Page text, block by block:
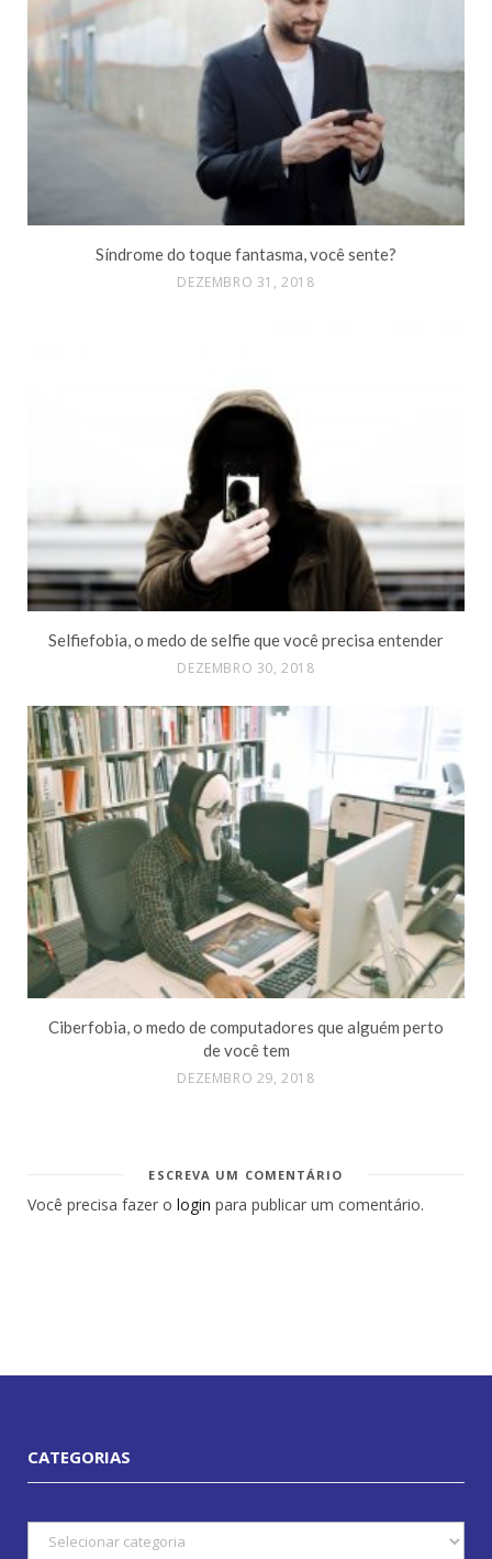
Síndrome do toque fantasma, você sente?
DEZEMBRO 31, 2018
Selfiefobia, o medo de selfie que você precisa entender
DEZEMBRO 30, 2018
Ciberfobia, o medo de computadores que alguém perto
de você tem
DEZEMBRO 29, 2018
ESCREVA UM COMENTÁRIO
Você precisa fazer o login para publicar um comentário.
CATEGORIAS
Categorias